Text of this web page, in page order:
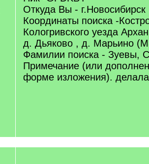
Откуда Вы - г.Новосибирск
Координаты поиска -
Кологривского уезда
д. Дьяково , д. Марьино
Фамилии поиска - Зуевы,
Примечание (или
форме изложения).